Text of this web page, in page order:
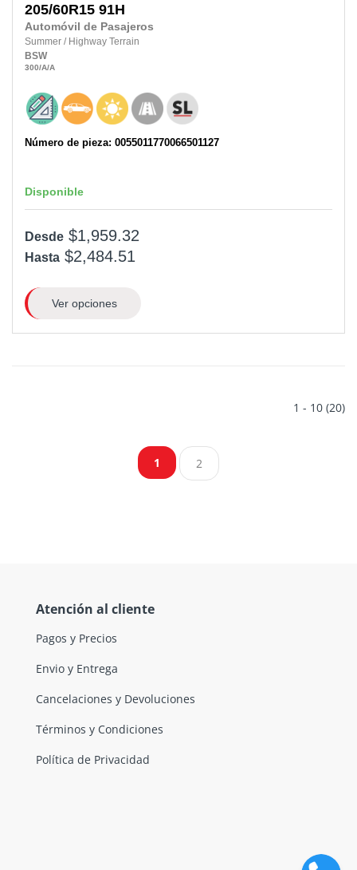
205/60R15 91H
Automóvil de Pasajeros
Summer / Highway Terrain
BSW
300/A/A
Número de pieza: 0055011770066501127
Disponible
Desde $1,959.32
Hasta $2,484.51
Ver opciones
1 - 10 (20)
1 2
Atención al cliente
Pagos y Precios
Envio y Entrega
Cancelaciones y Devoluciones
Términos y Condiciones
Política de Privacidad